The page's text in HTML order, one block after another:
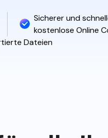
Sicherer und
kostenlose Online
Dateien